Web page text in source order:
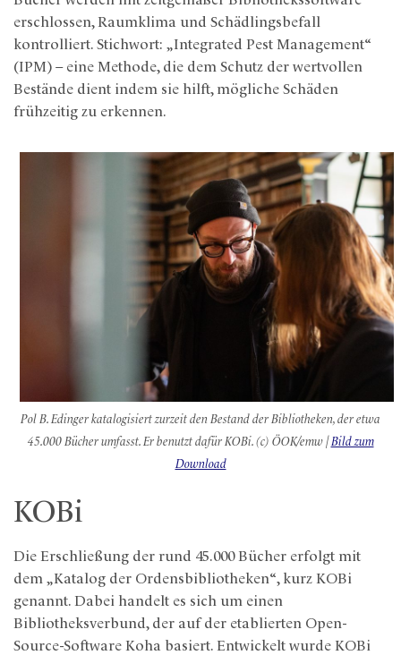
erschlossen, Raumklima und Schädlingsbefall
kontrolliert. Stichwort: „Integrated Pest Management“
(IPM) – eine Methode, die dem Schutz der wertvollen
Bestände dient indem sie hilft, mögliche Schäden
frühzeitig zu erkennen.
Pol B. Edinger katalogisiert zurzeit den Bestand der Bibliotheken, der etwa
45.000 Bücher umfasst. Er benutzt dafür KOBi. (c) ÖOK/emw | Bild zum
Download
KOBi
Die Erschließung der rund 45.000 Bücher erfolgt mit
dem „Katalog der Ordensbibliotheken“, kurz KOBi
genannt. Dabei handelt es sich um einen
Bibliotheksverbund, der auf der etablierten Open-
Source-Software Koha basiert. Entwickelt wurde KOBi